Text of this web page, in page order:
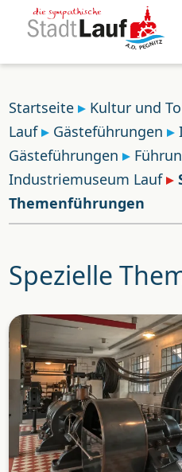
Startseite Kultur und
Lauf
Gästeführungen
Gästeführungen
Industriemuseum Lauf
Themenführungen
Spezielle